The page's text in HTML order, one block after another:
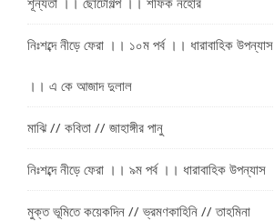
নিঃশব্দে নীড়ে ফেরা ।। ১০ম পর্ব ।। ধারাবাহিক উপন্যাস
।। এ কে আজাদ দুলাল
মাঝি // কবিতা // জাহাঙ্গীর পানু
নিঃশব্দে নীড়ে ফেরা ।। ৯ম পর্ব ।। ধারাবাহিক উপন্যাস
মুক্ত ভূমিতে কয়েকদিন // ভ্রমণকাহিনি // তাহমিনা